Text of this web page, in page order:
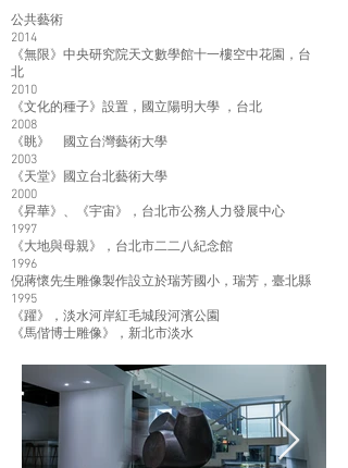
公共藝術
2014
《無限》中央研究院天文數學館十一樓空中花園，台
北
2010
《文化的種子》設置，國立陽明大學 ，台北
2008
《眺》 國立台灣藝術大學
2003
《天堂》國立台北藝術大學
2000
《昇華》、《宇宙》，台北市公務人力發展中心
1997
《大地與母親》，台北市二二八紀念館
1996
倪蔣懷先生雕像製作設立於瑞芳國小，瑞芳，臺北縣
1995
《躍》，淡水河岸紅毛城段河濱公園
《馬偕博士雕像》，新北市淡水